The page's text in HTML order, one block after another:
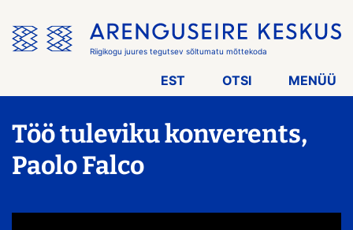
menüü
vahele
Riigikogu juures tegutsev sõltumatu mõttekoda
EST OTSI MENÜÜ
Töö tuleviku konverents,
Paolo Falco